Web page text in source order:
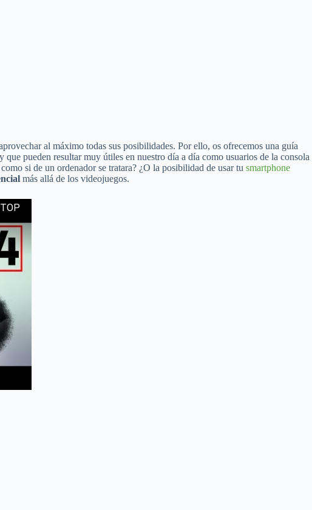
al máximo todas sus posibilidades. Por ello, os ofrecemos una guía
pueden resultar muy útiles en nuestro día a día como usuarios de la consola
si de un ordenador se tratara? ¿O la posibilidad de usar tu smartphone
más allá de los videojuegos.